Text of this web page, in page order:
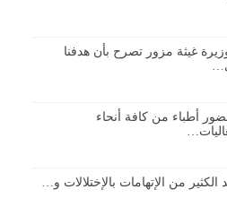
غيثة مزور تصرح بأن هدفنا
أطباء من كافة أنحاء
الكثير من الإتهامات بالإختلالات و…